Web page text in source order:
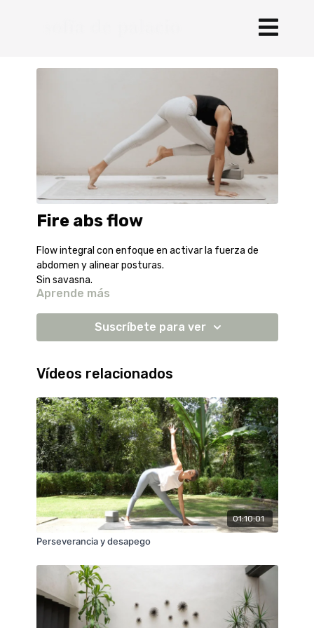
Fire abs flow
Flow integral con enfoque en activar la fuerza de
abdomen y alinear posturas.
Sin savasna.
Perfil: sofdepalacio
Playlist recomendada: Pure flow 💫 (1 hra)
https://open.spotify.com/playlist/
Aprende más
Suscríbete para ver
Vídeos relacionados
01:10:01
Perseverancia y desapego